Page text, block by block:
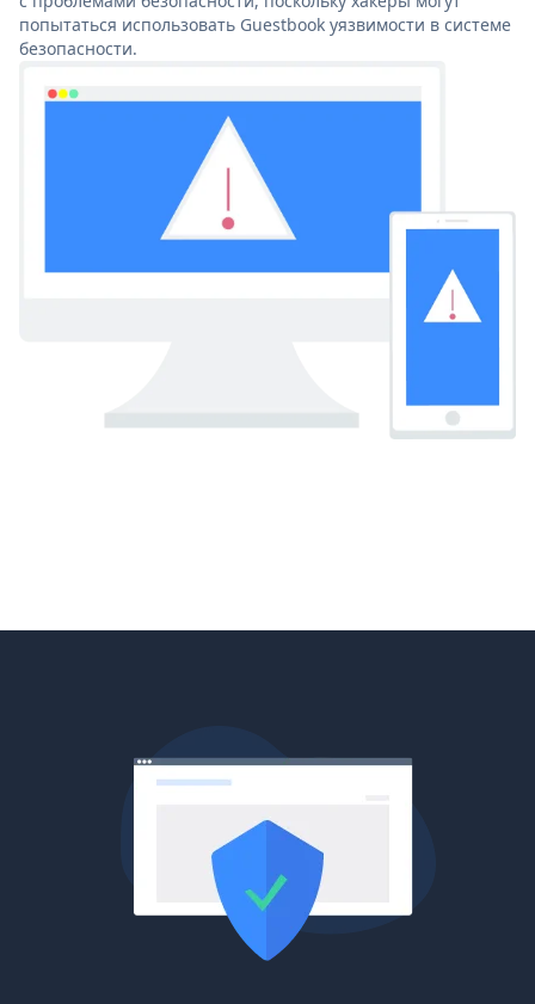
попытаться использовать Guestbook уязвимости в системе
безопасности.